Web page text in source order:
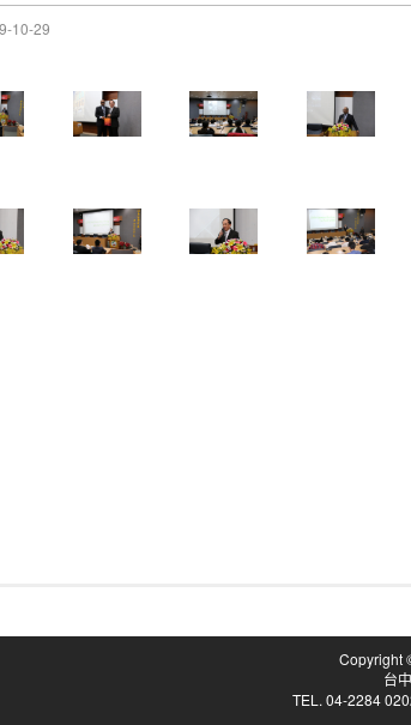
10-29
Copyright
台
TEL. 04-2284